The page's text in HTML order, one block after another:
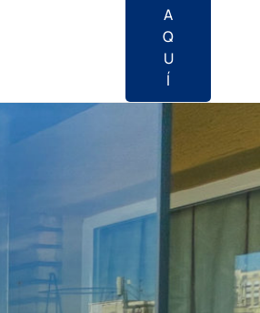
A
Q
U
Í